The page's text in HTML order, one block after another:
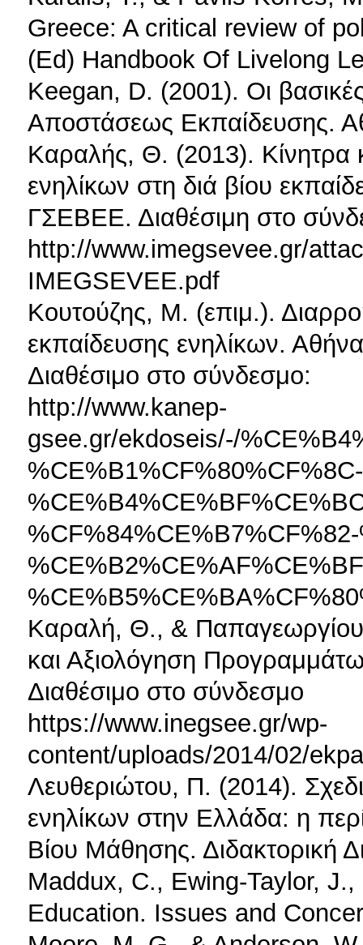
Greece: A critical review of
(Ed) Handbook Of Livelong
Κeegan, D. (2001). Οι
Αποστάσεως Εκπαίδευσης.
Καραλής, Θ. (2013). Κίνητρα
ενηλίκων στη διά βίου
ΓΣΕΒΕΕ. Διαθέσιμη στο
http://www.imegsevee.gr/
IMEGSEVEE.pdf
Κουτούζης, Μ. (επιμ.).
εκπαίδευσης ενηλίκων.
Διαθέσιμo στο σύνδεσμο:
http://www.kanep-
gsee.gr/ekdoseis/-/
Καραλή, Θ., &
και Αξιολόγηση
Διαθέσιμο στο σύνδεσμο
https://www.inegsee.gr/wp-
content/uploads/2014/02/
Λευθεριώτου, Π. (2014).
ενηλίκων στην Ελλάδα: η
Βίου Μάθησης. Διδακτορική
Maddux, C., Ewing-Taylor,
Education. Issues and